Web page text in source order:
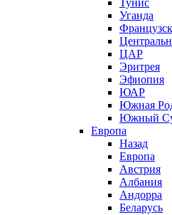
Тунис
Уганда
ЦАР
Эритрея
Эфиопия
ЮАР
Южная
Южный
Европа
Назад
Европа
Австрия
Албания
Андорра
Беларусь